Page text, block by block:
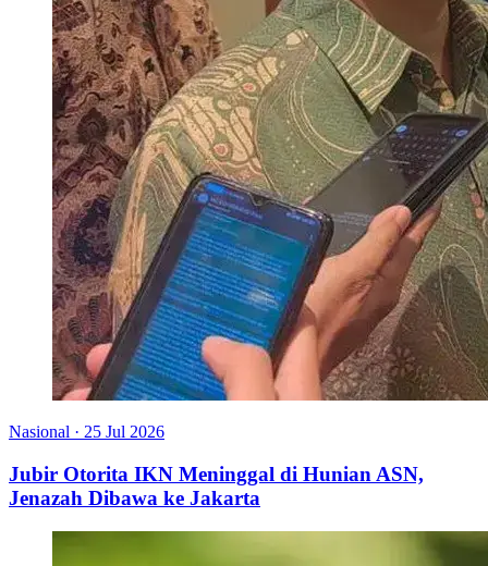
Nasional · 25 Jul 2026
Jubir Otorita IKN Meninggal di Hunian ASN,
Jenazah Dibawa ke Jakarta